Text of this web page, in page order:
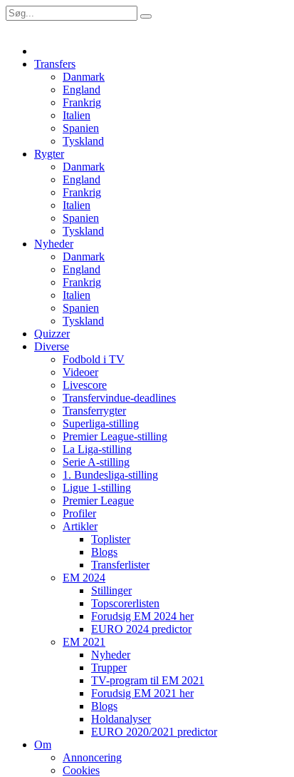
Transfers
Danmark
England
Frankrig
Italien
Spanien
Tyskland
Rygter
Danmark
England
Frankrig
Italien
Spanien
Tyskland
Nyheder
Danmark
England
Frankrig
Italien
Spanien
Tyskland
Quizzer
Diverse
Fodbold i TV
Videoer
Livescore
Transfervindue-deadlines
Transferrygter
Superliga-stilling
Premier League-stilling
La Liga-stilling
Serie A-stilling
1. Bundesliga-stilling
Ligue 1-stilling
Premier League
Profiler
Artikler
Toplister
Blogs
Transferlister
EM 2024
Stillinger
Topscorerlisten
Forudsig EM 2024 her
EURO 2024 predictor
EM 2021
Nyheder
Trupper
TV-program til EM 2021
Forudsig EM 2021 her
Blogs
Holdanalyser
EURO 2020/2021 predictor
Om
Annoncering
Cookies